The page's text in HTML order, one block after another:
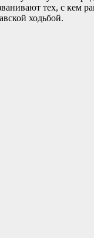
тех, с кем
ходьбой.